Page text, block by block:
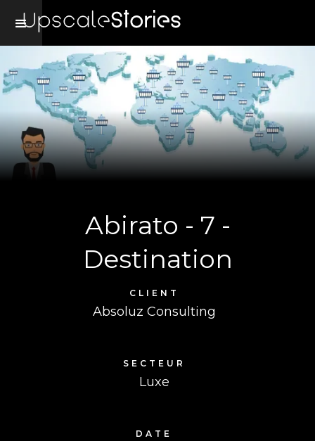
Abirato - 7 -
Destination
CLIENT
Absoluz Consulting
SECTEUR
Luxe
DATE